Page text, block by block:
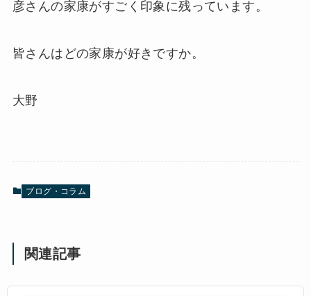
彦さんの家康がすごく印象に残っています。
皆さんはどの家康が好きですか。
大野
ブログ・コラム
関連記事